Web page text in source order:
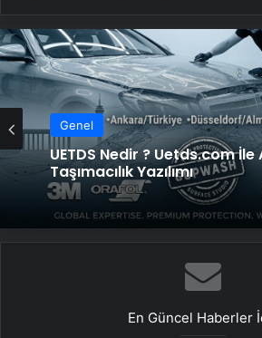
Genel
UETDS Nedir ? Uetds.com İle
Taşımacılık Yazılımı
En Güncel Haberler